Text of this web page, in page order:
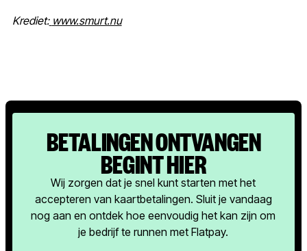
Krediet: www.smurt.nu
BETALINGEN ONTVANGEN
BEGINT HIER
Wij zorgen dat je snel kunt starten met het
accepteren van kaartbetalingen. Sluit je vandaag
nog aan en ontdek hoe eenvoudig het kan zijn om
je bedrijf te runnen met Flatpay.